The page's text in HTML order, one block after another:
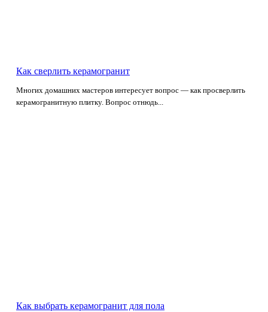
Как сверлить керамогранит
Многих домашних мастеров интересует вопрос — как просверлить
керамогранитную плитку. Вопрос отнюдь...
Как выбрать керамогранит для пола